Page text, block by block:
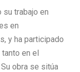
su trabajo en
en
y ha participado
en el
obra se sitúa